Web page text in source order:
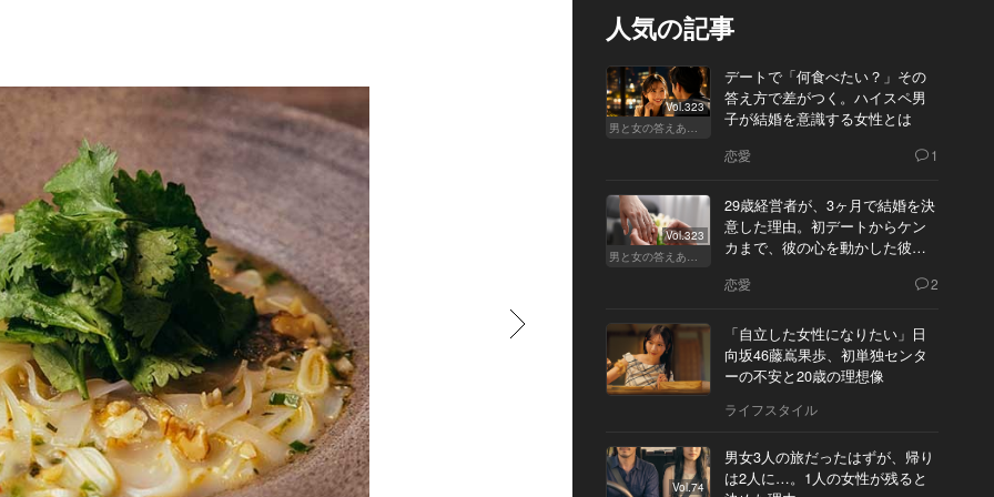
人気の記事
Vol.323
男と女の答えあわせ【A】
デートで「何食べたい？」その
答え方で差がつく。ハイスペ男
子が結婚を意識する女性とは
恋愛 1
Vol.323
男と女の答えあわせ【Q】
29歳経営者が、3ヶ月で結婚を決
意した理由。初デートからケン
カまで、彼の心を動かした彼女
恋愛 2
「自立した女性になりたい」日
向坂46藤嶌果歩、初単独センタ
ーの不安と20歳の理想像
ライフスタイル
Vol.74
男女3人の旅だったはずが、帰り
は2人に…。1人の女性が残ると